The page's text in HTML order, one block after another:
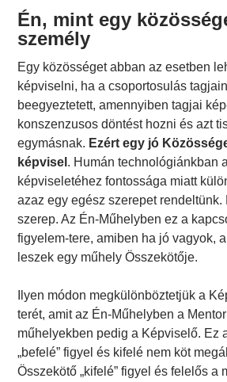
Én, mint egy
személy
Egy közösséget abban az esetben
képviselni, ha a csoportosulás
beegyeztetett, amennyiben tagjai
konszenzusos döntést hozni és azt
egymásnak. Ezért egy jó
képvisel . Humán technológiánkban
képviseletéhez fontossága miatt
azaz egy egész szerepet rendeltünk.
szerep. Az Én-Műhelyben ez a
figyelem-tere, amiben ha jó vagyok,
leszek egy műhely Összekötője.
Ilyen módon megkülönböztetjük a
terét, amit az Én-Műhelyben a
műhelyekben pedig a Képviselő. Ez
„befelé” figyel és kifelé nem köt
Összekötő „kifelé” figyel és felelős a